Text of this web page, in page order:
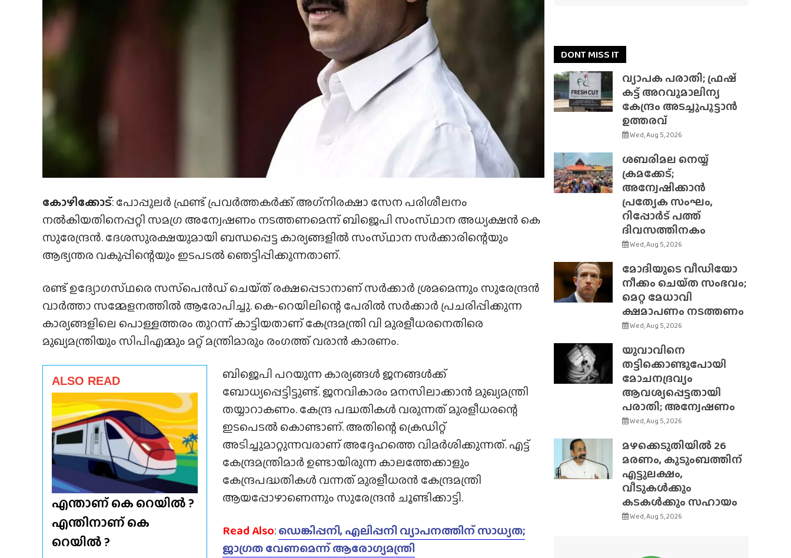
കോഴിക്കോട്: പോപ്പുലര്‍ ഫ്രണ്ട് പ്രവര്‍ത്തകര്‍ക്ക് അഗ്‌നിരക്ഷാ സേന പരിശീലനം
നല്‍കിയതിനെപ്പറ്റി സമഗ്ര അന്വേഷണം നടത്തണമെന്ന് ബിജെപി സംസ്‌ഥാന അധ്യക്ഷന്‍ കെ
സുരേന്ദ്രൻ. ദേശസുരക്ഷയുമായി ബന്ധപ്പെട്ട കാര്യങ്ങളില്‍ സംസ്‌ഥാന സര്‍ക്കാരിന്റെയും
ആഭ്യന്തര വകുപ്പിന്റെയും ഇടപടല്‍ ഞെട്ടിപ്പിക്കുന്നതാണ്.
രണ്ട് ഉദ്യോഗസ്‌ഥരെ സസ്‌പെൻഡ് ചെയ്‌ത്‌ രക്ഷപ്പെടാനാണ് സർക്കാർ ശ്രമമെന്നും സുരേന്ദ്രൻ
വാർത്താ സമ്മേളനത്തിൽ ആരോപിച്ചു. കെ-റെയിലിന്റെ പേരില്‍ സര്‍ക്കാര്‍ പ്രചരിപ്പിക്കുന്ന
കാര്യങ്ങളിലെ പൊള്ളത്തരം തുറന്ന് കാട്ടിയതാണ് കേന്ദ്രമന്ത്രി വി മുരളീധരനെതിരെ
മുഖ്യമന്ത്രിയും സിപിഎമ്മും മറ്റ് മന്ത്രിമാരും രംഗത്ത് വരാൻ കാരണം.
ALSO READ
എന്താണ് കെ റെയിൽ ?
എന്തിനാണ് കെ
റെയിൽ ?
ബിജെപി പറയുന്ന കാര്യങ്ങള്‍ ജനങ്ങള്‍ക്ക്
ബോധ്യപ്പെട്ടിട്ടുണ്ട്. ജനവികാരം മനസിലാക്കാന്‍ മുഖ്യമന്ത്രി
തയ്യാറാകണം. കേന്ദ്ര പദ്ധതികള്‍ വരുന്നത് മുരളീധരന്റെ
ഇടപെടൽ കൊണ്ടാണ്. അതിന്റെ ക്രെഡിറ്റ്
അടിച്ചുമാറ്റുന്നവരാണ് അദ്ദേഹത്തെ വിമര്‍ശിക്കുന്നത്. എട്ട്
കേന്ദ്രമന്ത്രിമാര്‍ ഉണ്ടായിരുന്ന കാലത്തേക്കാളും
കേന്ദ്രപദ്ധതികള്‍ വന്നത് മുരളീധരന്‍ കേന്ദ്രമന്ത്രി
ആയപ്പോഴാണെന്നും സുരേന്ദ്രൻ ചൂണ്ടിക്കാട്ടി.
Read Also:ഡെങ്കിപ്പനി, എലിപ്പനി വ്യാപനത്തിന് സാധ്യത;
ജാഗ്രത വേണമെന്ന് ആരോഗ്യമന്ത്രി
DONT MISS IT
വ്യാപക പരാതി; ഫ്രഷ്
കട്ട് അറവുമാലിന്യ
കേന്ദ്രം അടച്ചുപൂട്ടാൻ
ഉത്തരവ്
Wed, Aug 5, 2026
ശബരിമല നെയ്യ്
ക്രമക്കേട്;
അന്വേഷിക്കാൻ
പ്രത്യേക സംഘം,
റിപ്പോർട് പത്ത്
ദിവസത്തിനകം
Wed, Aug 5, 2026
മോദിയുടെ വീഡിയോ
നീക്കം ചെയ്‌ത സംഭവം;
മെറ്റ മേധാവി
ക്ഷമാപണം നടത്തണം
Wed, Aug 5, 2026
യുവാവിനെ
തട്ടിക്കൊണ്ടുപോയി
മോചനദ്രവ്യം
ആവശ്യപ്പെട്ടതായി
പരാതി; അന്വേഷണം
Wed, Aug 5, 2026
മഴക്കെടുതിയിൽ 26
മരണം, കുടുംബത്തിന്
എട്ടുലക്ഷം,
വീടുകൾക്കും
കടകൾക്കും സഹായം
Wed, Aug 5, 2026